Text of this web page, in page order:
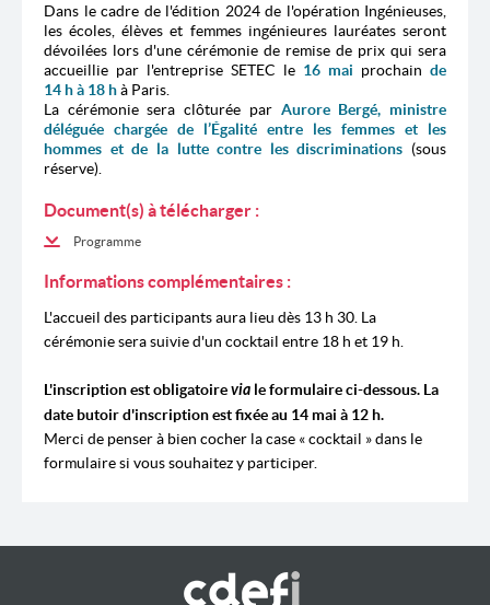
Dans le cadre de l'édition 2024 de l'opération Ingénieuses,
les écoles, élèves et femmes ingénieures lauréates seront
dévoilées lors d'une cérémonie de remise de prix qui sera
accueillie par l'entreprise SETEC le 16 mai prochain de
14 h à 18 hà Paris
La cérémonie sera clôturée par Aurore Bergé, ministre
déléguée chargée de l’Égalité entre les femmes et les
hommes et de la lutte contre les discriminations (sous
réserve).
Document(s) à télécharger :
Programme
Informations complémentaires :
L'accueil des participants aura lieu dès 13 h 30. La
cérémonie sera suivie d'un cocktail entre 18 h et 19 h.
L'inscription est obligatoirevia le formulaire ci-dessous. La
date butoir d'inscription est fixée au 14 mai à 12 h.
Merci de penser à bien cocher la case « cocktail » dans le
formulaire si vous souhaitez y participer.